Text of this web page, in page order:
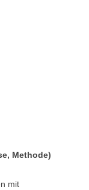
Methode)
mit